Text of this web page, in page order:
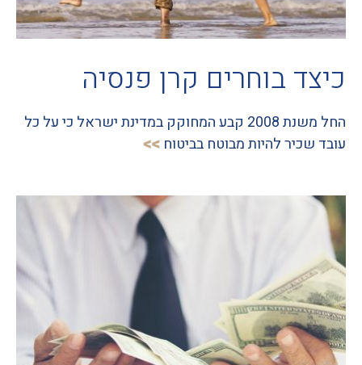
כיצד בוחרים קרן פנסיה
החל משנת 2008 קבע המחוקק במדינת ישראל כי על כל
עובד שכיר להיות מבוטח בביטוח